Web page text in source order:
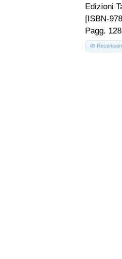
Edizioni
[ISBN-
Pagg.